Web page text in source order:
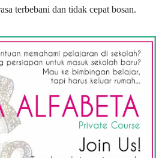
terbebani dan tidak cepat bosan.